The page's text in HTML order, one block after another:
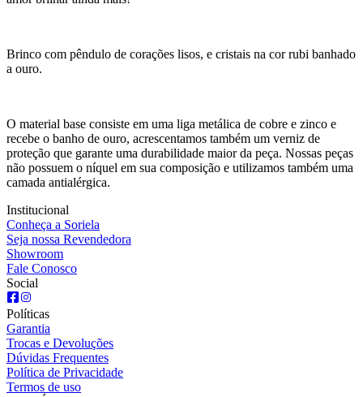
Brinco com pêndulo de corações lisos, e cristais na cor rubi banhado
a ouro.
O material base consiste em uma liga metálica de cobre e zinco e
recebe o banho de ouro, acrescentamos também um verniz de
proteção que garante uma durabilidade maior da peça. Nossas peças
não possuem o níquel em sua composição e utilizamos também uma
camada antialérgica.
Institucional
Conheça a Soriela
Seja nossa Revendedora
Showroom
Fale Conosco
Social
Políticas
Garantia
Trocas e Devoluções
Dúvidas Frequentes
Política de Privacidade
Termos de uso